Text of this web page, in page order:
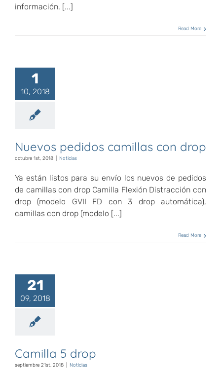
información. [...]
Read More
1
10, 2018
Nuevos pedidos camillas con drop
octubre 1st, 2018 Noticias
Ya están listos para su envío los nuevos de pedidos
de camillas con drop Camilla Flexión Distracción con
drop (modelo GVII FD con 3 drop automática),
camillas con drop (modelo [...]
Read More
21
09, 2018
Camilla 5 drop
septiembre 21st, 2018 Noticias